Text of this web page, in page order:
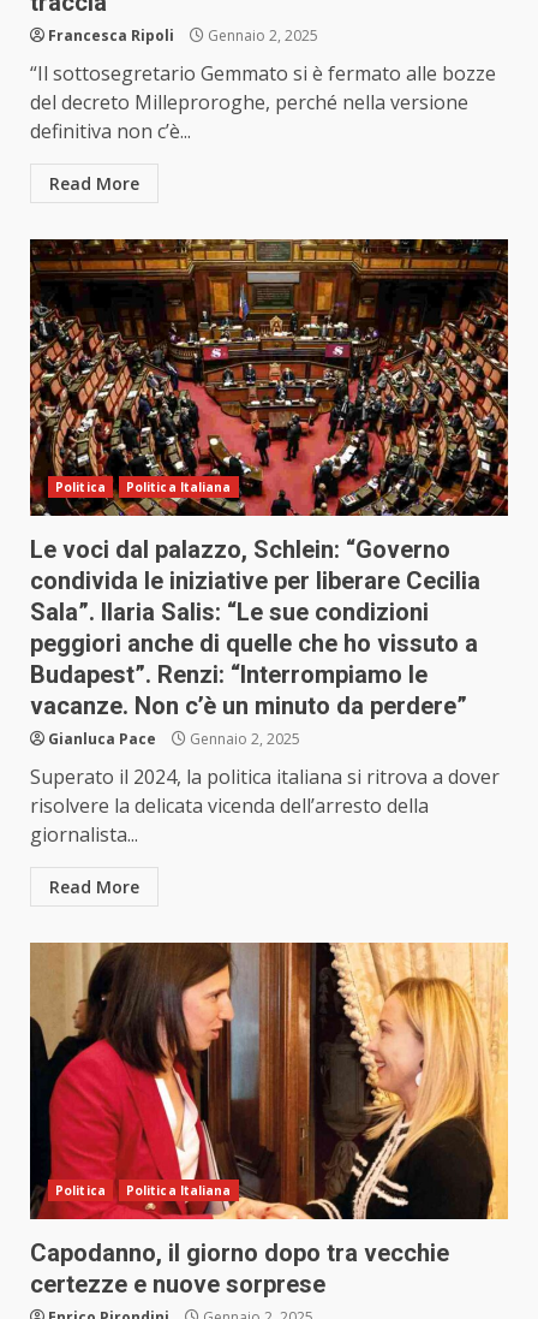
Francesca Ripoli Gennaio 2, 2025
“Il sottosegretario Gemmato si è fermato alle bozze
del decreto Milleproroghe, perché nella versione
definitiva non c’è...
Read More
Politica Politica Italiana
Le voci dal palazzo, Schlein: “Governo
condivida le iniziative per liberare Cecilia
Sala”. Ilaria Salis: “Le sue condizioni
peggiori anche di quelle che ho vissuto a
Budapest”. Renzi: “Interrompiamo le
vacanze. Non c’è un minuto da perdere”
Gianluca Pace Gennaio 2, 2025
Superato il 2024, la politica italiana si ritrova a dover
risolvere la delicata vicenda dell’arresto della
giornalista...
Read More
Politica Politica Italiana
Capodanno, il giorno dopo tra vecchie
certezze e nuove sorprese